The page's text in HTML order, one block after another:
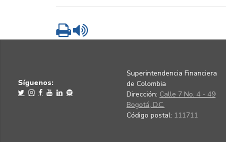
Imprimir
Síguenos:
Superintendencia Financiera
de Colombia
Dirección: Calle 7 No. 4 - 49
Bogotá, D.C.
Código postal: 111711